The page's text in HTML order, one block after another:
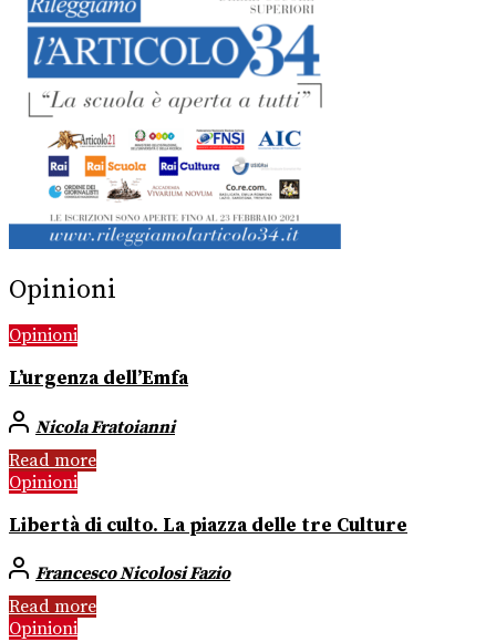
Opinioni
Opinioni
L’urgenza dell’Emfa
Nicola Fratoianni
Read more
Opinioni
Libertà di culto. La piazza delle tre Culture
Francesco Nicolosi Fazio
Read more
Opinioni